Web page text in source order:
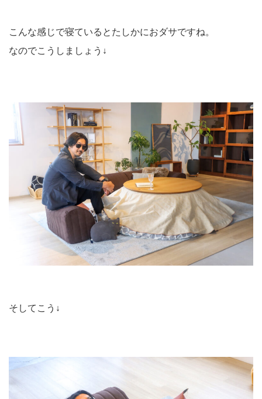
こんな感じで寝ているとたしかにおダサですね。
なのでこうしましょう↓
そしてこう↓